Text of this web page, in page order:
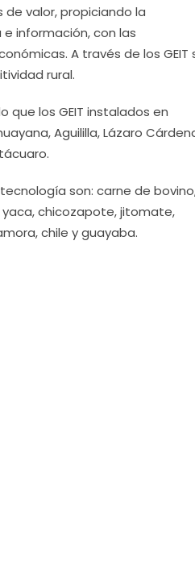
valor, propiciando la
información, con las
A través de los GEIT
rural.
que los GEIT instalados en
Aguililla, Lázaro
son: carne de
yaca, chicozapote, jitomate,
chile y guayaba.